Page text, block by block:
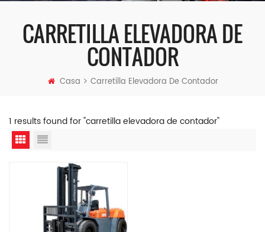
CARRETILLA ELEVADORA DE
CONTADOR
Casa Carretilla Elevadora De Contador
1 results found for "carretilla elevadora de contador"